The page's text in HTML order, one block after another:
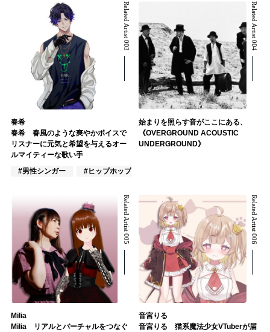
Related Artist 003
春希
春希 春風のような爽やかボイスで
リスナーに元気と希望を与えるオー
ルマイティーな歌い手
#男性シンガー
#ヒップホップ
Related Artist 004
始まりを照らす音がここにある、
《OVERGROUND ACOUSTIC
UNDERGROUND》
Related Artist 005
Milia
Milia リアルとバーチャルをつなぐ
Related Artist 006
音宮りる
音宮りる 猫系魔法少女VTuberが届